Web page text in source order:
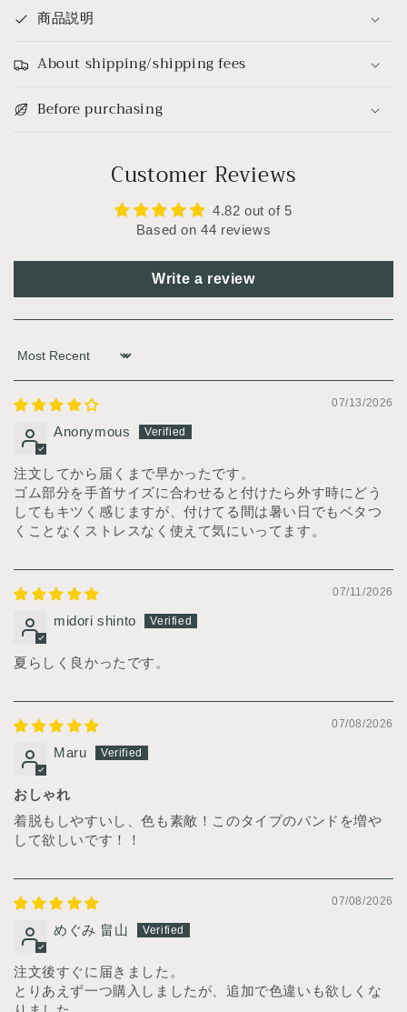
商品説明
About shipping/shipping fees
Before purchasing
Customer Reviews
4.82 out of 5
Based on 44 reviews
Write a review
Sort by
07/13/2026
Anonymous
注文してから届くまで早かったです。
ゴム部分を手首サイズに合わせると付けたら外す時にどう
してもキツく感じますが、付けてる間は暑い日でもベタつ
くことなくストレスなく使えて気にいってます。
07/11/2026
midori shinto
夏らしく良かったです。
07/08/2026
Maru
おしゃれ
着脱もしやすいし、色も素敵！このタイプのバンドを増や
して欲しいです！！
07/08/2026
めぐみ 畠山
注文後すぐに届きました。
とりあえず一つ購入しましたが、追加で色違いも欲しくな